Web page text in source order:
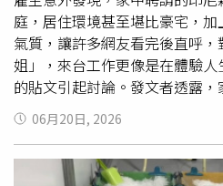
上。面對大陸與菲律賓持續在
國家主權方面亦獲得正27的評價
政府的支持度幾乎在所有族群
年輕族群跌幅最大，淨滿意度
17；25歲至34歲族群則從正12
分，大學畢業以上族群由正5重
高學歷族群對政府施政愈來愈
為菲律賓民眾最關心的議題，
庭，居住環境甚至堪比豪宅，
氣質，讓許多網友看完後直呼
姐」，來台工作更像是在體驗
的貼文引起討論。發文者透露
平時會與遠在印尼的母親透過
打招呼，意外透過鏡頭看見對
外更擁有大片庭院，整體占地
06月20日, 2026